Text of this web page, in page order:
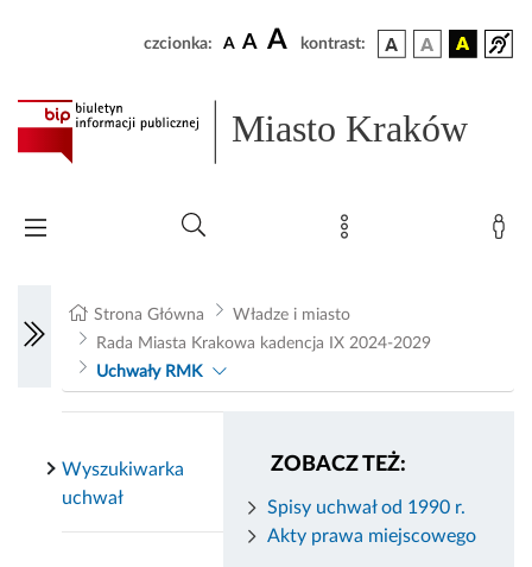
czcionka: A A A kontrast:
Miasto Kraków
Strona Główna
Władze i miasto
Rada Miasta Krakowa kadencja IX 2024-2029
Uchwały RMK
ZOBACZ TEŻ:
Spisy uchwał od 1990 r.
Akty prawa miejscowego
Wyszukiwarka
uchwał